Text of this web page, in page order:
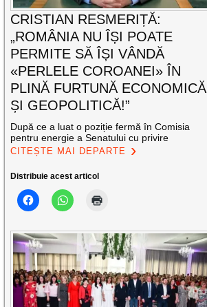
CRISTIAN RESMERIȚĂ:
„ROMÂNIA NU ÎȘI POATE
PERMITE SĂ ÎȘI VÂNDĂ
«PERLELE COROANEI» ÎN
PLINĂ FURTUNĂ ECONOMICĂ
ȘI GEOPOLITICĂ!”
După ce a luat o poziție fermă în Comisia
pentru energie a Senatului cu privire
CITEȘTE MAI DEPARTE
Distribuie acest articol